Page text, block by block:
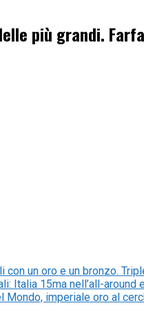
più grandi.
un oro e un bronzo.
Italia 15ma nell’all-around
Mondo, imperiale oro al